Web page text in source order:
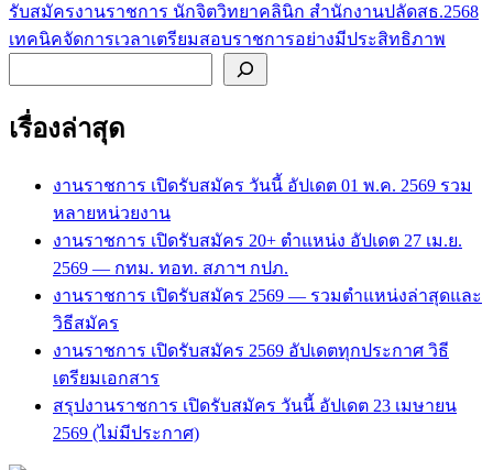
แนะแนว
เรื่อง
รับสมัครงานราชการ นักจิตวิทยาคลินิก สำนักงานปลัดสธ.2568
เทคนิคจัดการเวลาเตรียมสอบราชการอย่างมีประสิทธิภาพ
เรื่องล่าสุด
งานราชการ เปิดรับสมัคร วันนี้ อัปเดต 01 พ.ค. 2569 รวม
หลายหน่วยงาน
งานราชการ เปิดรับสมัคร 20+ ตำแหน่ง อัปเดต 27 เม.ย.
2569 — กทม. ทอท. สภาฯ กปภ.
งานราชการ เปิดรับสมัคร 2569 — รวมตำแหน่งล่าสุดและ
วิธีสมัคร
งานราชการ เปิดรับสมัคร 2569 อัปเดตทุกประกาศ วิธี
เตรียมเอกสาร
สรุปงานราชการ เปิดรับสมัคร วันนี้ อัปเดต 23 เมษายน
2569 (ไม่มีประกาศ)